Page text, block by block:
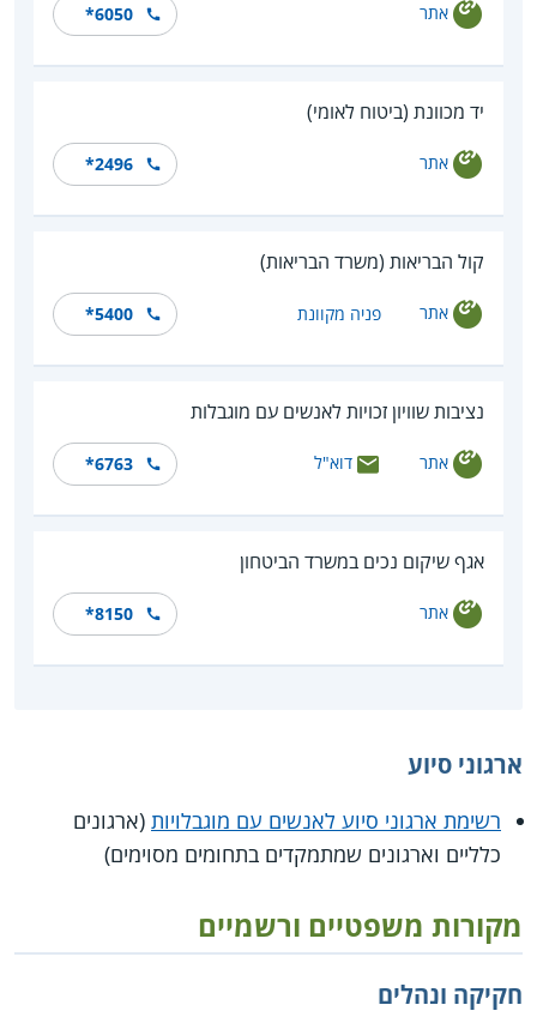
אתר *6050
יד מכוונת (ביטוח לאומי)
אתר *2496
קול הבריאות (משרד הבריאות)
אתר פניה מקוונת *5400
נציבות שוויון זכויות לאנשים עם מוגבלות
אתר דוא"ל *6763
אגף שיקום נכים במשרד הביטחון
אתר *8150
ארגוני סיוע
רשימת ארגוני סיוע לאנשים עם מוגבלויות (ארגונים
כלליים וארגונים שמתמקדים בתחומים מסוימים)
מקורות משפטיים ורשמיים
חקיקה ונהלים